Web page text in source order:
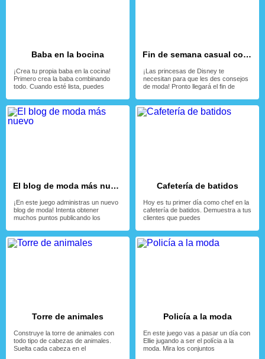
Baba en la bocina
¡Crea tu propia baba en la cocina!
Primero crea la baba combinando
todo. Cuando esté lista, puedes
Fin de semana casual con las fashionistas
¡Las princesas de Disney te
necesitan para que les des consejos
de moda! Pronto llegará el fin de
El blog de moda más nuevo
¡En este juego administras un nuevo
blog de moda! Intenta obtener
muchos puntos publicando los
Cafetería de batidos
Hoy es tu primer día como chef en la
cafetería de batidos. Demuestra a tus
clientes que puedes
Torre de animales
Construye la torre de animales con
todo tipo de cabezas de animales.
Suelta cada cabeza en el
Policía a la moda
En este juego vas a pasar un día con
Ellie jugando a ser el polícia a la
moda. Mira los conjuntos